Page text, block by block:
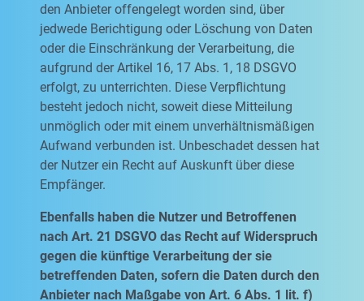
den Anbieter offengelegt worden sind, über
jedwede Berichtigung oder Löschung von Daten
oder die Einschränkung der Verarbeitung, die
aufgrund der Artikel 16, 17 Abs. 1, 18 DSGVO
erfolgt, zu unterrichten. Diese Verpflichtung
besteht jedoch nicht, soweit diese Mitteilung
unmöglich oder mit einem unverhältnismäßigen
Aufwand verbunden ist. Unbeschadet dessen hat
der Nutzer ein Recht auf Auskunft über diese
Empfänger.
Ebenfalls haben die Nutzer und Betroffenen
nach Art. 21 DSGVO das Recht auf Widerspruch
gegen die künftige Verarbeitung der sie
betreffenden Daten, sofern die Daten durch den
Anbieter nach Maßgabe von Art. 6 Abs. 1 lit. f)